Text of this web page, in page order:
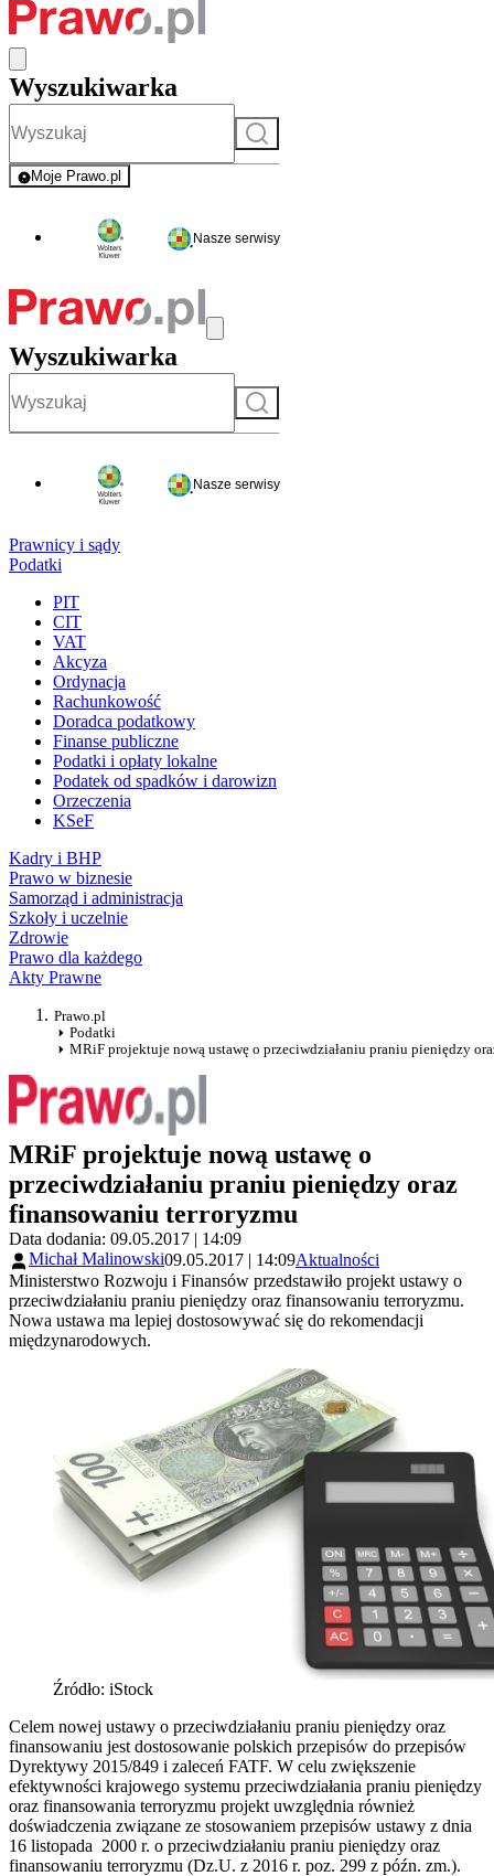
Wyszukiwarka
Szukaj
Moje Prawo.pl
- rejestracja i logowanie do serwisu
Nasze serwisy
Wyszukiwarka
Szukaj
Nasze serwisy
Prawnicy i sądy
Podatki
PIT
CIT
VAT
Akcyza
Ordynacja
Rachunkowość
Doradca podatkowy
Finanse publiczne
Podatki i opłaty lokalne
Podatek od spadków i darowizn
Orzeczenia
KSeF
Kadry i BHP
Prawo w biznesie
Samorząd i administracja
Szkoły i uczelnie
Zdrowie
Prawo dla każdego
Akty Prawne
Prawo.pl
Podatki
MRiF projektuje nową ustawę o przeciwdziałaniu praniu pieniędzy
MRiF projektuje nową ustawę o
przeciwdziałaniu praniu pieniędzy oraz
finansowaniu terroryzmu
Data dodania: 09.05.2017 | 14:09
Michał Malinowski09.05.2017 | 14:09Aktualności
Ministerstwo Rozwoju i Finansów przedstawiło projekt ustawy o
przeciwdziałaniu praniu pieniędzy oraz finansowaniu terroryzmu.
Nowa ustawa ma lepiej dostosowywać się do rekomendacji
międzynarodowych.
Źródło: iStock
Celem nowej ustawy o przeciwdziałaniu praniu pieniędzy oraz
finansowaniu jest dostosowanie polskich przepisów do przepisów
Dyrektywy 2015/849 i zaleceń FATF. W celu zwiększenie
efektywności krajowego systemu przeciwdziałania praniu pieniędzy
oraz finansowania terroryzmu projekt uwzględnia również
doświadczenia związane ze stosowaniem przepisów ustawy z dnia
16 listopada 2000 r. o przeciwdziałaniu praniu pieniędzy oraz
finansowaniu terroryzmu (Dz.U. z 2016 r. poz. 299 z późn. zm.).